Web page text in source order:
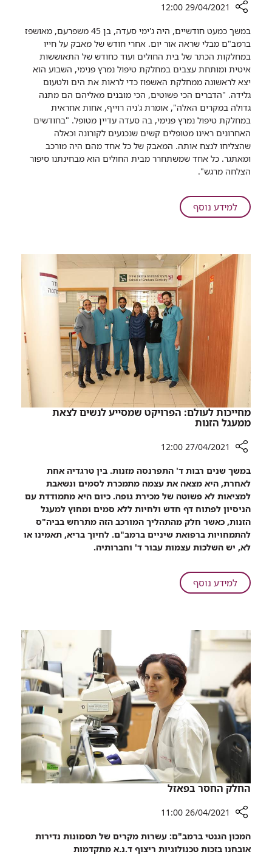
שיתוף
מרגש:
אחרי
מאבק
חודשיים
חייו,
מחלים
הקורונה
יוצא
מביה"ח
לראות
את
29/04/2021 12:00
במשך כמעט חודשיים, היה ג'ימי סעדה, בן 45 משפרעם, מאושפז
ברמב"ם מבלי שראה אור יום. אחרי חודש של מאבק על חייו
במחלקות הכתר של בית החולים ועוד כחודש של התאוששות
איטית ומותחת עצבים במחלקת טיפול נמרץ פנימי, השבוע הוא
יצא לראשונה ממחלקת האשפוז כדי לראות את הים ולטעום
גלידה. "הדברים הכי פשוטים, הכי מובנים מאליהם הם מתנה
גדולה במקרים האלה", אומרת ג'ניה רוייף, אחות אחראית
במחלקת טיפול נמרץ פנימי, בה סעדה עדיין מטופל. "בחודשים
האחרונים ראינו מטופלים קשים שנכנעים לקורונה וכאלה
שהצליחו לנצח אותה. המאבק של כל אחד מהם היה מורכב
ומאתגר. כל אחד שמשתחרר מבית החולים הוא מבחינתנו סיפור
הצלחה מרגש".
למידע נוסףעל
מרגש:
של
חודשיים
על
חייו,
מחלים
הקורונה
יוצא
מביה"ח
לראשונה
לראות
את
הים
מחייכות לעולם: הפרויקט שמסייע לנשים לצאת
ממעגל הזנות
שיתוף
מחייכות
לעולם:
הפרויקט
שמסייע
לנשים
לצאת
הזנות
27/04/2021 12:00
במשך שנים רבות ד' התפרנסה מזנות. בין טרגדיה אחת
לאחרת, היא מצאה את עצמה מתמכרת לסמים ונשאבת
למציאות לא פשוטה של מכירת גופה. כיום היא מתמודדת עם
הניסיון לפתוח דף חדש ולחיות ללא סמים ומחוץ למעגל
הזנות, כאשר חלק מהתהליך המורכב הזה מתרחש בביה"ס
להתמחויות ברפואת שיניים ברמב"ם. לחיוך בריא, תאמינו או
לא, יש השלכות עצמות עבור ד' וחברותיה.
למידע נוסףעל
מחייכות
לצאת
ממעגל
הזנות
החלק החסר בפאזל
שיתוף
החלק
26/04/2021 11:00
המכון הגנטי ברמב"ם: עשרות מקרים של תסמונות נדירות
אובחנו בזכות טכנולוגיות ריצוף ד.נ.א מתקדמות